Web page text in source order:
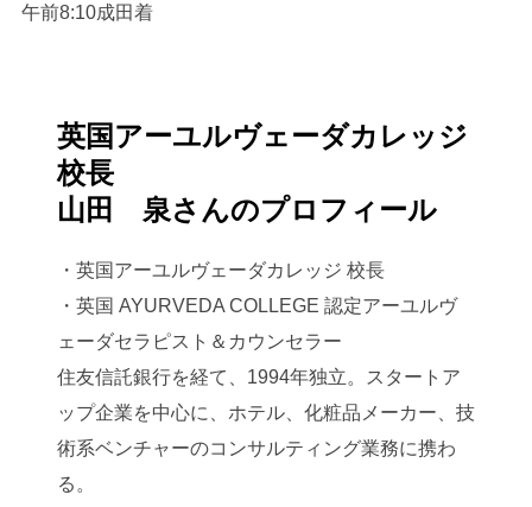
午前8:10成田着
英国アーユルヴェーダカレッジ
校長
山田 泉さんのプロフィール
・英国アーユルヴェーダカレッジ 校長
・英国 AYURVEDA COLLEGE 認定アーユルヴ
ェーダセラピスト＆カウンセラー
住友信託銀行を経て、1994年独立。スタートア
ップ企業を中心に、ホテル、化粧品メーカー、技
術系ベンチャーのコンサルティング業務に携わ
る。